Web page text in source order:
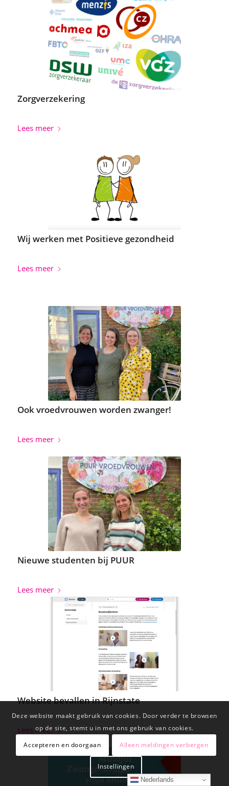
Zorgverzekering
Lees meer
Wij werken met Positieve gezondheid
Lees meer
Ook vroedvrouwen worden zwanger!
Lees meer
Nieuwe studenten bij PUUR
Lees meer
Website bevallen in Rijnstate
Lees meer
Deze website maakt gebruik van cookies. Door verder te browsen
op de site, stemt u in met ons gebruik van cookies.
Accepteren en doorgaan
Alleen meldingen verbergen
Instellingen
Nederlands